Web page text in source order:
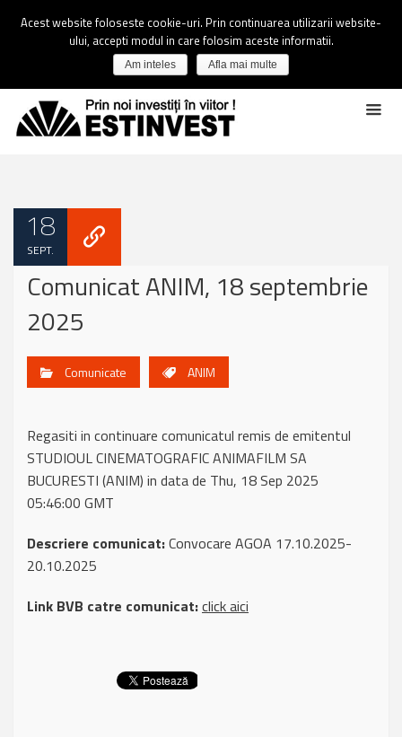
18
SEPT.
Comunicat ANIM, 18 septembrie
2025
Comunicate ANIM
Regasiti in continuare comunicatul remis de emitentul
STUDIOUL CINEMATOGRAFIC ANIMAFILM SA
BUCURESTI (ANIM) in data de Thu, 18 Sep 2025
05:46:00 GMT
Descriere comunicat:Convocare AGOA 17.10.2025-
20.10.2025
Link BVB catre comunicat:click aici
Acest website foloseste cookie-uri. Prin continuarea utilizarii website-
ului, accepti modul in care folosim aceste informatii.
Am inteles Afla mai multe